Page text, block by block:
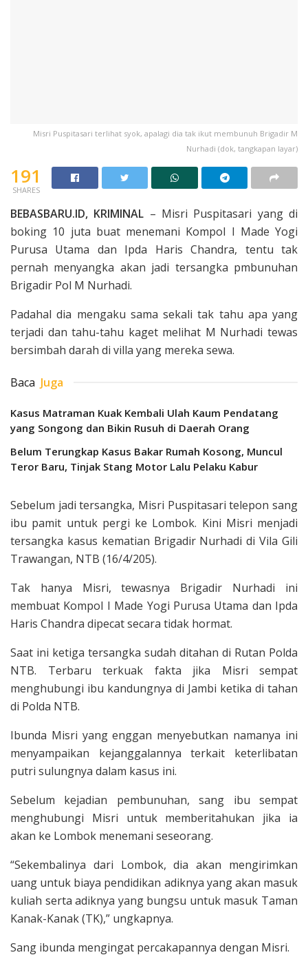
Misri Puspitasari terlihat syok, apalagi dia tak ikut membunuh Brigadir M
Nurhadi (dok, tangkapan layar)
191
SHARES
BEBASBARU.ID, KRIMINAL – Misri Puspitasari yang di
boking 10 juta buat menemani Kompol I Made Yogi
Purusa Utama dan Ipda Haris Chandra, tentu tak
pernah menyangka akan jadi tersangka pmbunuhan
Brigadir Pol M Nurhadi.
Padahal dia mengaku sama sekali tak tahu apa yang
terjadi dan tahu-tahu kaget melihat M Nurhadi tewas
bersimbah darah di villa yang mereka sewa.
Baca Juga
Kasus Matraman Kuak Kembali Ulah Kaum Pendatang
yang Songong dan Bikin Rusuh di Daerah Orang
Belum Terungkap Kasus Bakar Rumah Kosong, Muncul
Teror Baru, Tinjak Stang Motor Lalu Pelaku Kabur
Sebelum jadi tersangka, Misri Puspitasari telepon sang
ibu pamit untuk pergi ke Lombok. Kini Misri menjadi
tersangka kasus kematian Brigadir Nurhadi di Vila Gili
Trawangan, NTB (16/4/205).
Tak hanya Misri, tewasnya Brigadir Nurhadi ini
membuat Kompol I Made Yogi Purusa Utama dan Ipda
Haris Chandra dipecat secara tidak hormat.
Saat ini ketiga tersangka sudah ditahan di Rutan Polda
NTB. Terbaru terkuak fakta jika Misri sempat
menghubungi ibu kandungnya di Jambi ketika di tahan
di Polda NTB.
Ibunda Misri yang enggan menyebutkan namanya ini
menyampaikan kejanggalannya terkait keterlibatan
putri sulungnya dalam kasus ini.
Sebelum kejadian pembunuhan, sang ibu sempat
menghubungi Misri untuk memberitahukan jika ia
akan ke Lombok menemani seseorang.
“Sekembalinya dari Lombok, dia akan mengirimkan
uang untuk biaya pendidikan adiknya yang akan masuk
kuliah serta adiknya yang bungsu untuk masuk Taman
Kanak-Kanak (TK),” ungkapnya.
Sang ibunda mengingat percakapannya dengan Misri.